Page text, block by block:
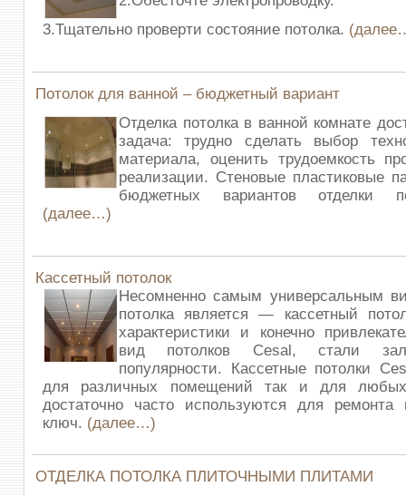
3.Тщательно проверти состояние потолка.
Потолок для ванной – бюджетный вариант
Отделка потолка в ванной комнате
задача: трудно сделать выбор
материала, оценить трудоемкость
реализации. Стеновые пластиковые
бюджетных вариантов отделки
(далее…)
Кассетный потолок
Несомненно самым универсальным
потолка является — кассетный
характеристики и конечно
вид потолков Cesal, стали
популярности. Кассетные потолки
для различных помещений так и для
достаточно часто используются для
ключ. (далее…)
ОТДЕЛКА ПОТОЛКА ПЛИТОЧНЫМИ ПЛИТАМИ